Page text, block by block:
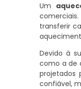
Um
transferir
Devido à
como a de
projetados
confiável,